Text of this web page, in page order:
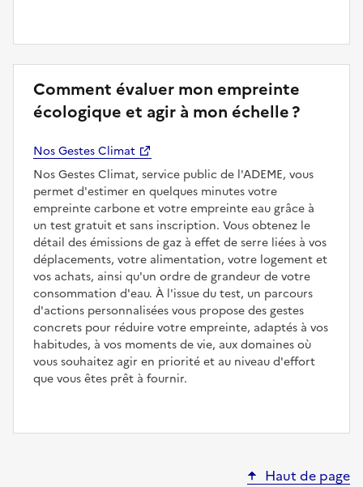
Comment évaluer mon empreinte
écologique et agir à mon échelle ?
Nos Gestes Climat
Nos Gestes Climat, service public de l'ADEME, vous
permet d'estimer en quelques minutes votre
empreinte carbone et votre empreinte eau grâce à
un test gratuit et sans inscription. Vous obtenez le
détail des émissions de gaz à effet de serre liées à vos
déplacements, votre alimentation, votre logement et
vos achats, ainsi qu'un ordre de grandeur de votre
consommation d'eau. À l'issue du test, un parcours
d'actions personnalisées vous propose des gestes
concrets pour réduire votre empreinte, adaptés à vos
habitudes, à vos moments de vie, aux domaines où
vous souhaitez agir en priorité et au niveau d'effort
que vous êtes prêt à fournir.
Haut de page